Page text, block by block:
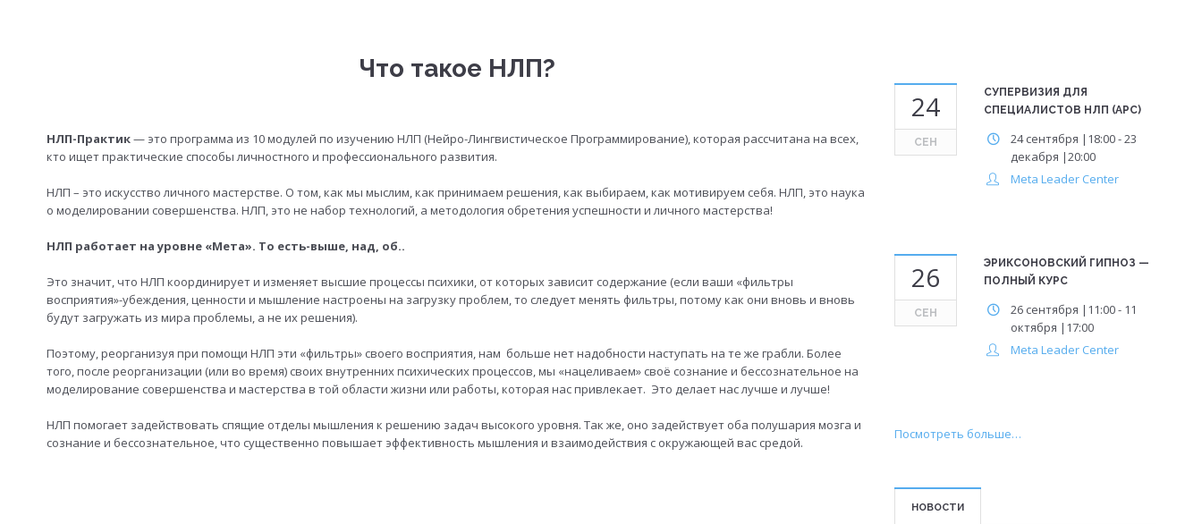
Что такое НЛП?
НЛП-Практик— это программа из 10 модулей по изучению НЛП (Нейро-Лингвистическое Программирование), которая рассчитана на всех,
кто ищет практические способы личностного и профессионального развития.
НЛП – это искусство личного мастерстве. О том, как мы мыслим, как принимаем решения, как выбираем, как мотивируем себя. НЛП, это наука
о моделировании совершенства. НЛП, это не набор технологий, а методология обретения успешности и личного мастерства!
НЛП работает на уровне «Мета». То есть-выше, над, об..
Это значит, что НЛП координирует и изменяет высшие процессы психики, от которых зависит содержание (если ваши «фильтры
восприятия»-убеждения, ценности и мышление настроены на загрузку проблем, то следует менять фильтры, потому как они вновь и вновь
будут загружать из мира проблемы, а не их решения).
Поэтому, реорганизуя при помощи НЛП эти «фильтры» своего восприятия, нам больше нет надобности наступать на те же грабли. Более
того, после реорганизации (или во время) своих внутренних психических процессов, мы «нацеливаем» своё сознание и бессознательное на
моделирование совершенства и мастерства в той области жизни или работы, которая нас привлекает. Это делает нас лучше и лучше!
НЛП помогает задействовать спящие отделы мышления к решению задач высокого уровня. Так же, оно задействует оба полушария мозга и
сознание и бессознательное, что существенно повышает эффективность мышления и взаимодействия с окружающей вас средой.
24
СЕН
СУПЕРВИЗИЯ ДЛЯ
СПЕЦИАЛИСТОВ НЛП (APC)
24 сентября |18:00-23
декабря |20:00
Meta Leader Center
26
СЕН
ЭРИКСОНОВСКИЙ ГИПНОЗ —
ПОЛНЫЙ КУРС
26 сентября |11:00- 11
октября |17:00
Meta Leader Center
Посмотреть больше…
НОВОСТИ